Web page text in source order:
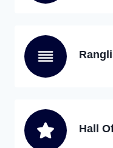
Hall